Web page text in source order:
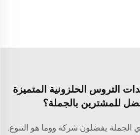
التروس الحلزونية المتميزة
للمشترين بالجملة؟
يفضلون شركة ووما هو التنوع.